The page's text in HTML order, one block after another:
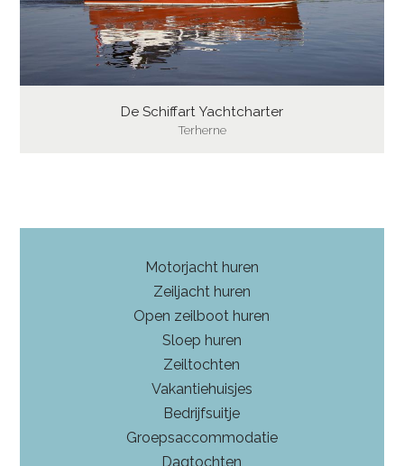
De Schiffart Yachtcharter
Terherne
Motorjacht huren
Zeiljacht huren
Open zeilboot huren
Sloep huren
Zeiltochten
Vakantiehuisjes
Bedrijfsuitje
Groepsaccommodatie
Dagtochten